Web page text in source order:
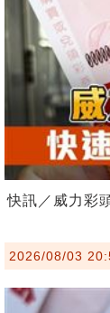
快訊／威力彩
2026/08/03